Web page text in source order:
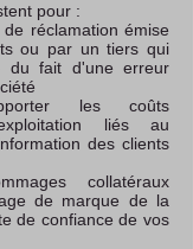
pour :
réclamation émise
ou par un tiers qui
du fait d'une erreur
les coûts
liés au
des clients
collatéraux
de marque de la
de confiance de vos